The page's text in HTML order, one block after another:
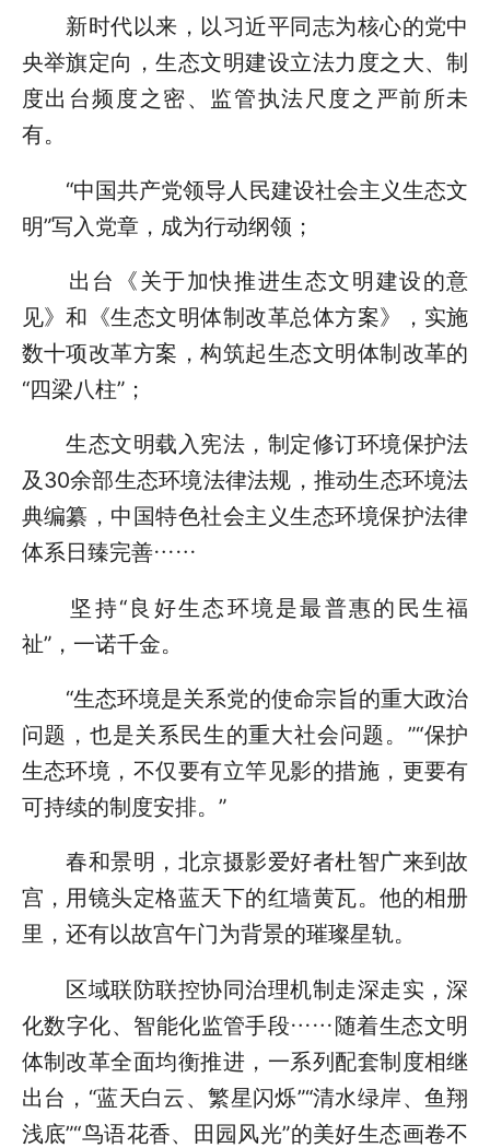
新时代以来，以习近平同志为核心的党中
央举旗定向，生态文明建设立法力度之大、制
度出台频度之密、监管执法尺度之严前所未
有。
“中国共产党领导人民建设社会主义生态文
明”写入党章，成为行动纲领；
出台《关于加快推进生态文明建设的意
见》和《生态文明体制改革总体方案》，实施
数十项改革方案，构筑起生态文明体制改革的
“四梁八柱”；
生态文明载入宪法，制定修订环境保护法
及30余部生态环境法律法规，推动生态环境法
典编纂，中国特色社会主义生态环境保护法律
体系日臻完善……
坚持“良好生态环境是最普惠的民生福
祉”，一诺千金。
“生态环境是关系党的使命宗旨的重大政治
问题，也是关系民生的重大社会问题。”“保护
生态环境，不仅要有立竿见影的措施，更要有
可持续的制度安排。”
春和景明，北京摄影爱好者杜智广来到故
宫，用镜头定格蓝天下的红墙黄瓦。他的相册
里，还有以故宫午门为背景的璀璨星轨。
区域联防联控协同治理机制走深走实，深
化数字化、智能化监管手段……随着生态文明
体制改革全面均衡推进，一系列配套制度相继
出台，“蓝天白云、繁星闪烁”“清水绿岸、鱼翔
浅底”“鸟语花香、田园风光”的美好生态画卷不